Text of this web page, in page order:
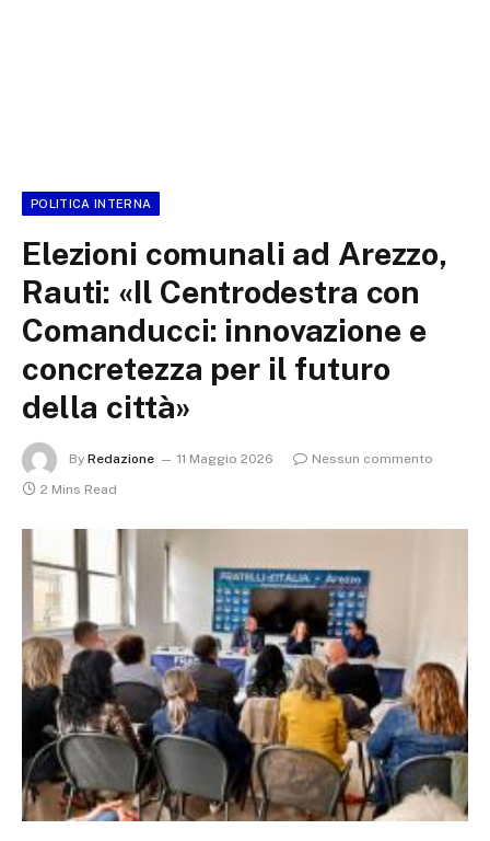
POLITICA INTERNA
Elezioni comunali ad Arezzo,
Rauti: «Il Centrodestra con
Comanducci: innovazione e
concretezza per il futuro
della città»
By Redazione 11 Maggio 2026
Nessun commento
2 Mins Read